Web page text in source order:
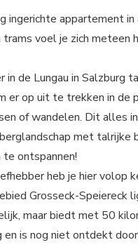
ingerichte appartement
voel je zich meteen
in de Lungau in Salzburg
er op uit te trekken in de
of wandelen. Dit alles
met talrijke
ontspannen!
heb je hier volop
Grosseck-Speiereck
maar biedt met 50
en is nog niet ontdekt